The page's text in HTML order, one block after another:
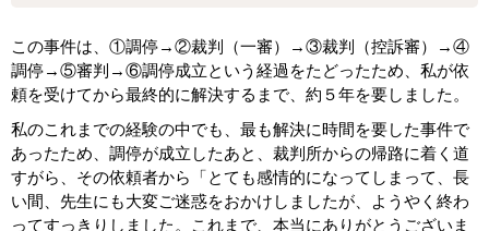
この事件は、①調停→②裁判（一審）→③裁判（控訴審）→④
調停→⑤審判→⑥調停成立という経過をたどったため、私が依
頼を受けてから最終的に解決するまで、約５年を要しました。
私のこれまでの経験の中でも、最も解決に時間を要した事件で
あったため、調停が成立したあと、裁判所からの帰路に着く道
すがら、その依頼者から「とても感情的になってしまって、長
い間、先生にも大変ご迷惑をおかけしましたが、ようやく終わ
ってすっきりしました。これまで、本当にありがとうございま